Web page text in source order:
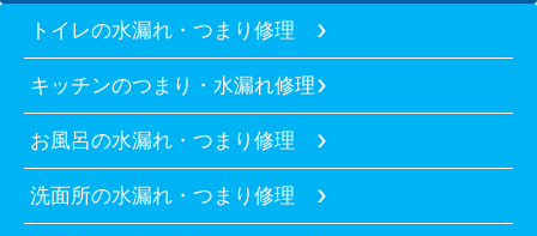
トイレの水漏れ・つまり修理
キッチンのつまり・水漏れ修理
お風呂の水漏れ・つまり修理
洗面所の水漏れ・つまり修理